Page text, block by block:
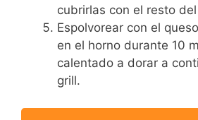
cubrirlas con el resto
Espolvorear con el
en el horno durante 10
calentado a dorar a
grill.